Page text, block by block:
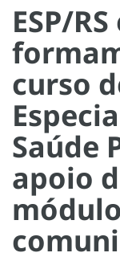
ESP/RS
curso
Saúde
apoio